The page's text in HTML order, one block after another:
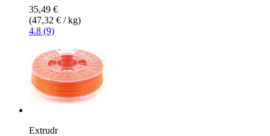
35,49 €
(47,32 € / kg)
4.8 (9)
Extrudr